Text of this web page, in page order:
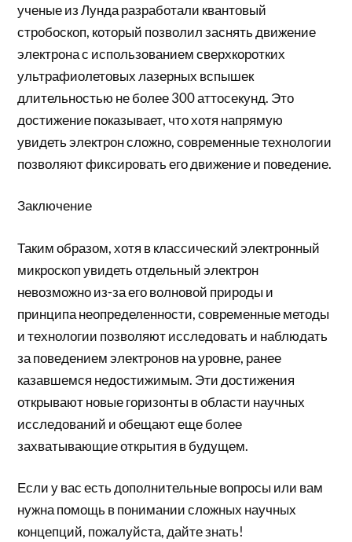
ученые из Лунда разработали квантовый
стробоскоп, который позволил заснять движение
электрона с использованием сверхкоротких
ультрафиолетовых лазерных вспышек
длительностью не более 300 аттосекунд. Это
достижение показывает, что хотя напрямую
увидеть электрон сложно, современные технологии
позволяют фиксировать его движение и поведение.
Заключение
Таким образом, хотя в классический электронный
микроскоп увидеть отдельный электрон
невозможно из-за его волновой природы и
принципа неопределенности, современные методы
и технологии позволяют исследовать и наблюдать
за поведением электронов на уровне, ранее
казавшемся недостижимым. Эти достижения
открывают новые горизонты в области научных
исследований и обещают еще более
захватывающие открытия в будущем.
Если у вас есть дополнительные вопросы или вам
нужна помощь в понимании сложных научных
концепций, пожалуйста, дайте знать!